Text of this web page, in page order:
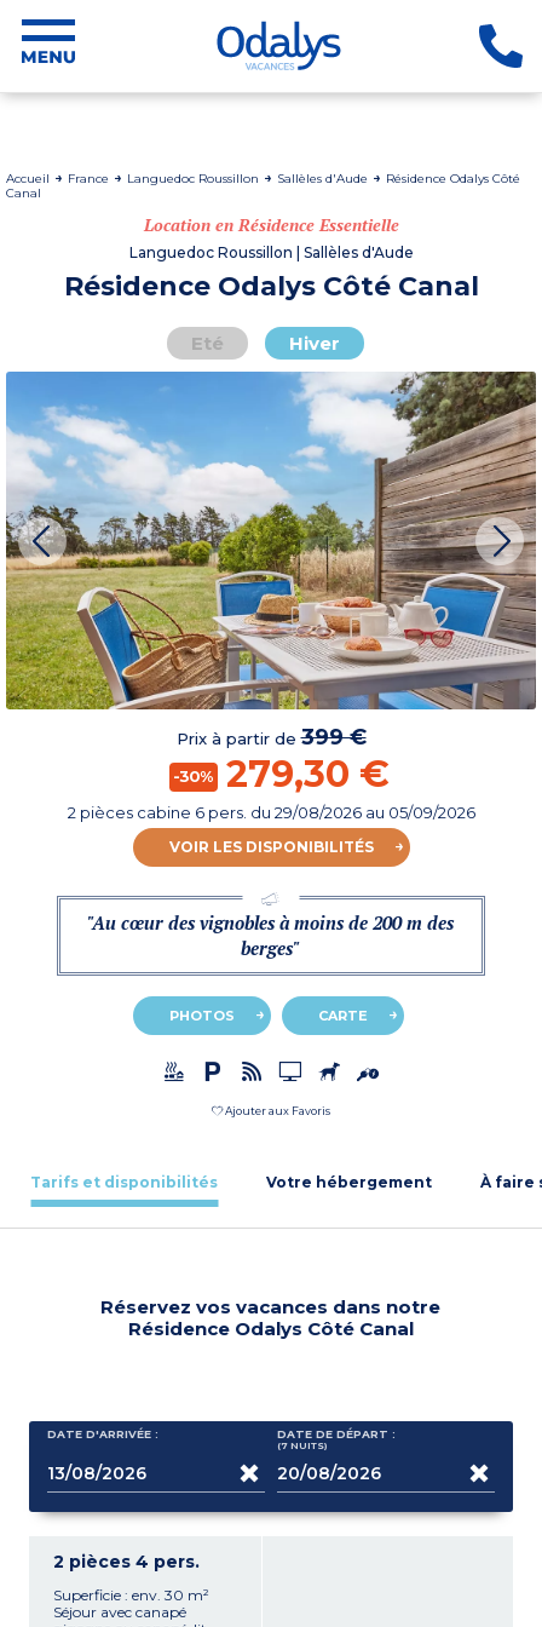
Accueil France Languedoc Roussillon Sallèles d'Aude
Résidence Odalys Côté
Canal
Location en Résidence Essentielle
Languedoc Roussillon | Sallèles d'Aude
Résidence Odalys Côté Canal
Eté Hiver
Prix à partir de399 €
-30% 279,30 €
2 pièces cabine 6 pers. du 29/08/2026au 05/09/2026
VOIR LES DISPONIBILITÉS
"Au cœur des vignobles à moins de 200 m des
berges"
PHOTOS CARTE
Ajouter aux Favoris
Tarifs et disponibilités Votre hébergement À faire
Réservez vos vacances dans notre
Résidence Odalys Côté Canal
DATE D'ARRIVÉE : DATE DE DÉPART :
(7 NUITS)
2 pièces 4 pers.
Superficie : env. 30 m²
Séjour avec canapé